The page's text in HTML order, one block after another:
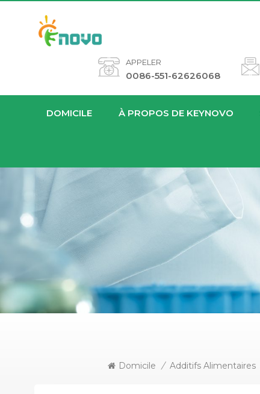
APPELER
0086-551-62626068
DOMICILE À PROPOS DE KEYNOVO
Domicile / Additifs Alimentaires